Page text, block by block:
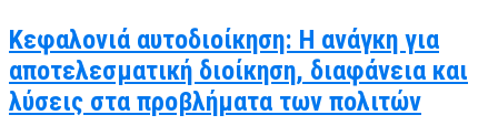
Κεφαλονιά αυτοδιοίκηση: Η ανάγκη για
αποτελεσματική διοίκηση, διαφάνεια και
λύσεις στα προβλήματα των πολιτών